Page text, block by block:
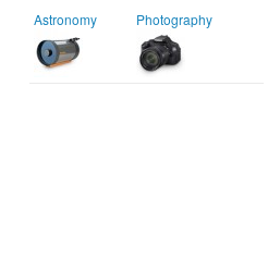
Astronomy Photography